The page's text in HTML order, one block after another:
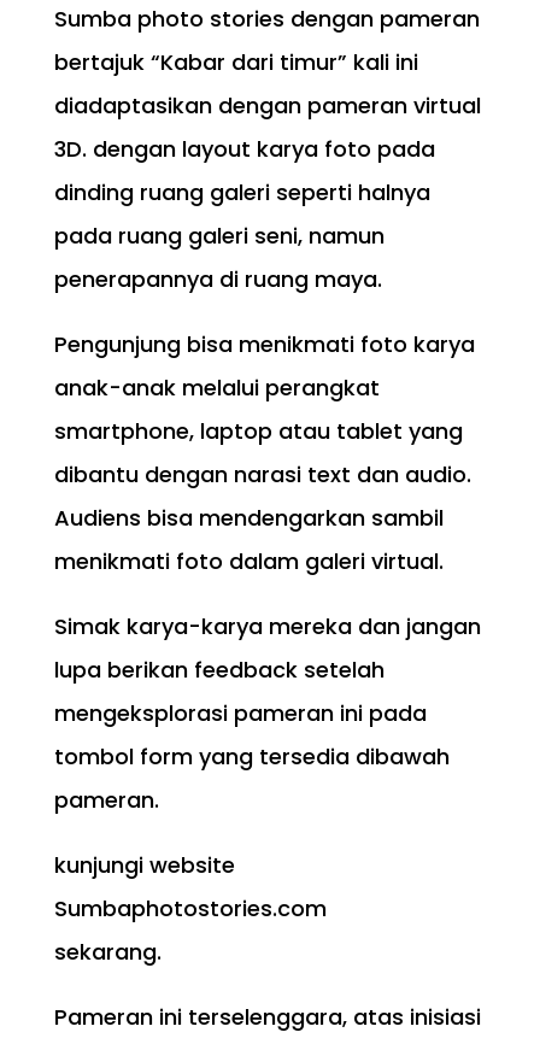
Sumba photo stories dengan pameran
bertajuk “Kabar dari timur” kali ini
diadaptasikan dengan pameran virtual
3D. dengan layout karya foto pada
dinding ruang galeri seperti halnya
pada ruang galeri seni, namun
penerapannya di ruang maya.
Pengunjung bisa menikmati foto karya
anak-anak melalui perangkat
smartphone, laptop atau tablet yang
dibantu dengan narasi text dan audio.
Audiens bisa mendengarkan sambil
menikmati foto dalam galeri virtual.
Simak karya-karya mereka dan jangan
lupa berikan feedback setelah
mengeksplorasi pameran ini pada
tombol form yang tersedia dibawah
pameran.
kunjungi website
Sumbaphotostories.com
sekarang.
Pameran ini terselenggara, atas inisiasi